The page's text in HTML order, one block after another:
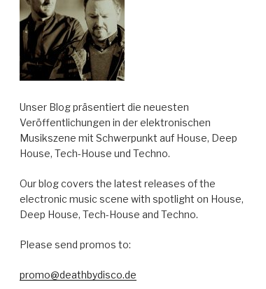
Unser Blog präsentiert die neuesten
Veröffentlichungen in der elektronischen
Musikszene mit Schwerpunkt auf House, Deep
House, Tech-House und Techno.
Our blog covers the latest releases of the
electronic music scene with spotlight on House,
Deep House, Tech-House and Techno.
Please send promos to:
promo@deathbydisco.de